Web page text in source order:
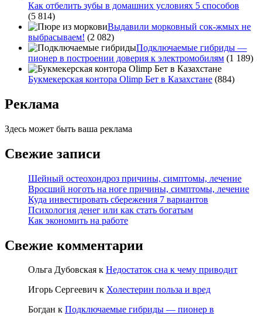
Как отбелить зубы в домашних условиях 5 способов
(5 814)
Выдавили морковный сок-жмых не
выбрасываем! (2 082)
Подключаемые гибриды —
пионер в построении доверия к электромобилям (1 189)
Букмекерская контора Olimp Бет в Казахстане (884)
Реклама
Здесь может быть ваша реклама
Свежие записи
Шейный остеохондроз причины, симптомы, лечение
Вросший ноготь на ноге причины, симптомы, лечение
Куда инвестировать сбережения 7 вариантов
Психология денег или как стать богатым
Как экономить на работе
Свежие комментарии
Ольга Дубовская к Недостаток сна к чему приводит
Игорь Сергеевич к Холестерин польза и вред
Богдан к Подключаемые гибриды — пионер в